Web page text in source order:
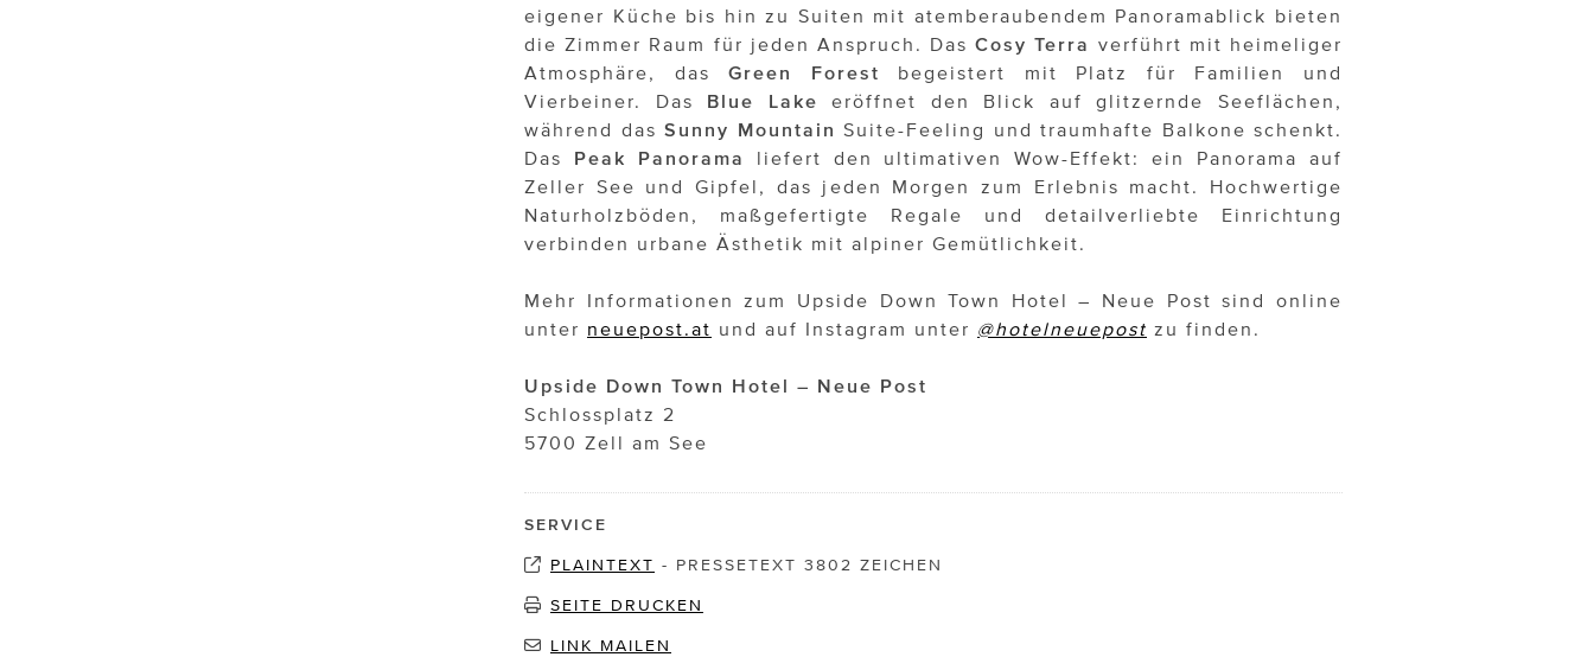
eigener Küche bis hin zu Suiten mit atemberaubendem Panoramablick bieten
die Zimmer Raum für jeden Anspruch. DasCosy Terra verführt mit heimeliger
Atmosphäre, dasGreen Forest begeistert mit Platz für Familien und
Vierbeiner. Das Blue Lake eröffnet den Blick auf glitzernde Seeflächen,
während das Sunny Mountain Suite-Feeling und traumhafte Balkone schenkt.
Das Peak Panorama
liefert den ultimativen Wow-Effekt: ein Panorama auf
Zeller See und Gipfel, das jeden Morgen zum Erlebnis macht. Hochwertige
Naturholzböden, maßgefertigte Regale und detailverliebte Einrichtung
verbinden urbane Ästhetik mit alpiner Gemütlichkeit.
Mehr Informationen zum Upside Down Town Hotel – Neue Post sind online
unter neuepost.at und auf Instagram unter @hotelneuepost zu finden.
Upside Down Town Hotel – Neue Post
Schlossplatz 2
5700 Zell am See
SERVICE
PLAINTEXT - PRESSETEXT 3802 ZEICHEN
SEITE DRUCKEN
LINK MAILEN